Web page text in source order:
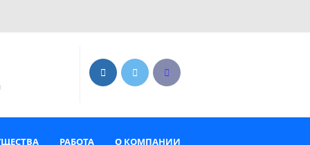
РАБОТА О КОМПАНИИ